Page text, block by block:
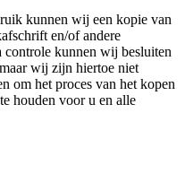
kunnen wij een kopie van
en/of andere
controle kunnen wij besluiten
wij zijn hiertoe niet
om het proces van het kopen
houden voor u en alle